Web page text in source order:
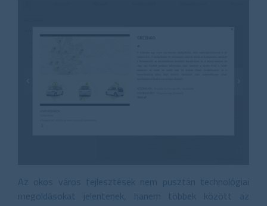
Az okos város fejlesztések nem pusztán technológiai
megoldásokat jelentenek, hanem többek között az